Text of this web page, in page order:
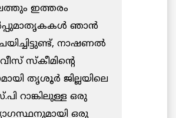
ഇത്തരം
ഞാന്‍
നാഷണൽ
സ്കീമിന്റെ
തൃശൂര്‍ ജില്ലയിലെ
റാങ്കിലുള്ള ഒരു
ഒരു